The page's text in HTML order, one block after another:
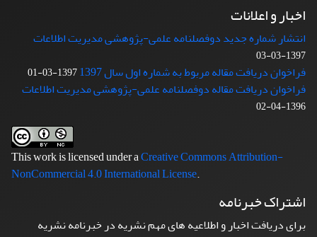
اخبار و اعلانات
انتشار شماره جدید دوفصلنامه علمی-پژوهشی مدیریت اطلاعات
1397-03-03
فراخوان دریافت مقاله مربوط به شماره اول سال 1397 1397-03-01
فراخوان دریافت مقاله دوفصلنامه علمی-پژوهشی مدیریت اطلاعات
1396-04-02
This work is licensed under aCreative Commons Attribution-
NonCommercial 4.0 International License.
اشتراک خبرنامه
برای دریافت اخبار و اطلاعیه های مهم نشریه در خبرنامه نشریه